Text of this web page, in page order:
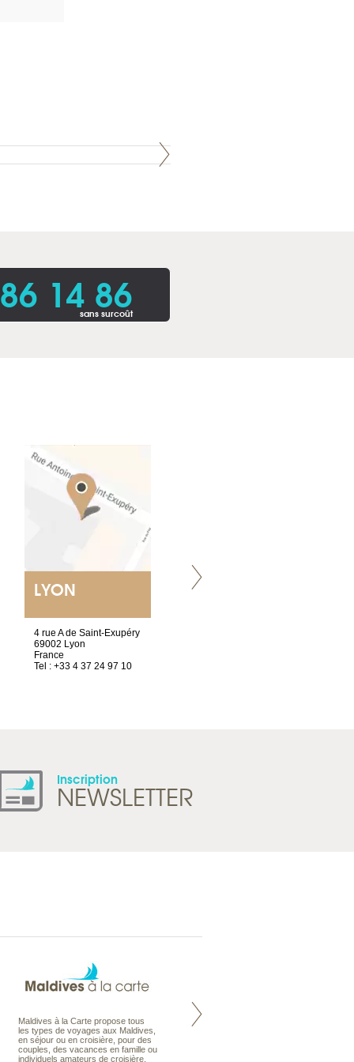
14 86
sans surcoût
LYON
4 rue A de Saint-Exupéry
69002 Lyon
France
Tel : +33 4 37 24 97 10
Inscription
NEWSLETTER
Maldives à la Carte propose tous
les types de voyages aux Maldives,
en séjour ou en croisière, pour des
couples, des vacances en famille ou
individuels amateurs de croisière.
Notre site Odyssee est un portail